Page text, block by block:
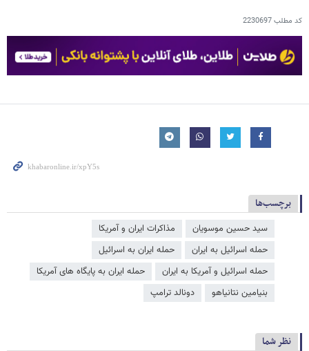
کد مطلب2230697
برچسب‌ها
سید حسین موسویان
مذاکرات ایران و آمریکا
حمله اسرائیل به ایران
حمله ایران به اسرائیل
حمله اسرائیل و آمریکا به ایران
حمله ایران به پایگاه های آمریکا
بنیامین نتانیاهو
دونالد ترامپ
نظر شما